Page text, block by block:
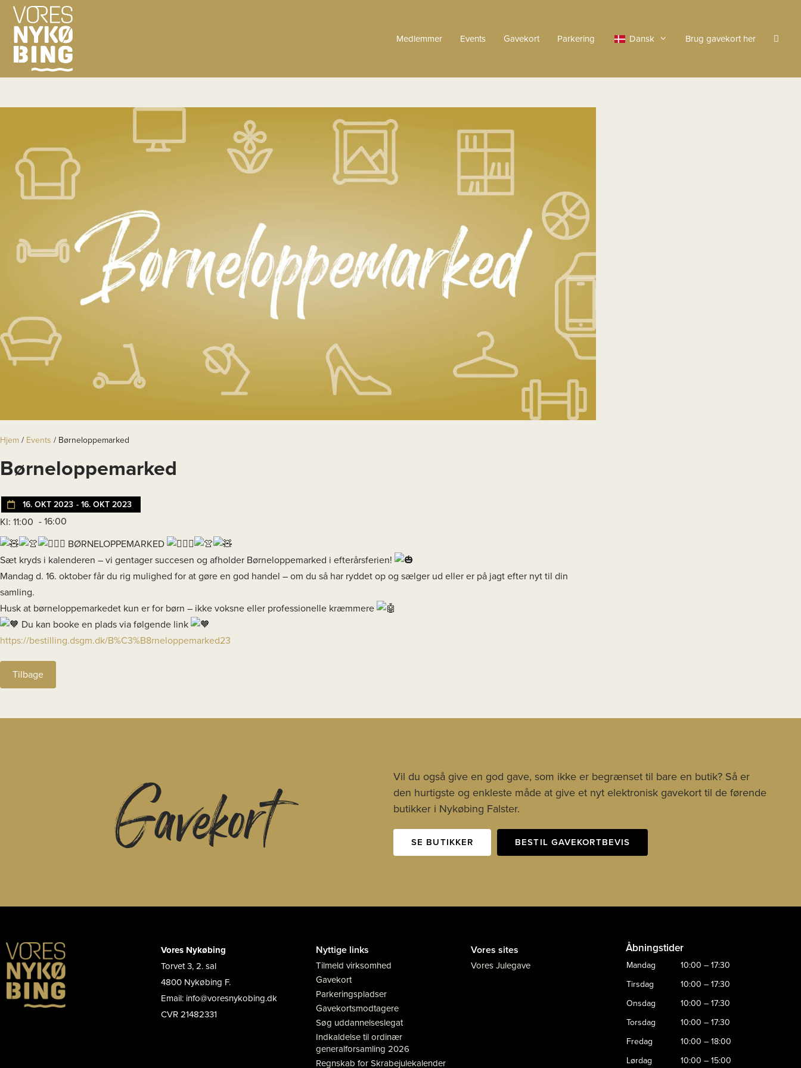
Medlemmer Events Gavekort Parkering Dansk Brug gavekort her
Hjem / Events / Børneloppemarked
Børneloppemarked
16. OKT 2023 - 16. OKT 2023
Kl: 11:00 - 16:00
BØRNELOPPEMARKED
Sæt kryds i kalenderen – vi gentager succesen og afholder Børneloppemarked i efterårsferien!
Mandag d. 16. oktober får du rig mulighed for at gøre en god handel – om du så har ryddet op og sælger ud eller er på jagt efter nyt til din
samling.
Husk at børneloppemarkedet kun er for børn – ikke voksne eller professionelle kræmmere
Du kan booke en plads via følgende link
https://bestilling.dsgm.dk/B%C3%B8rneloppemarked23
Tilbage
Gavekort
Vil du også give en god gave, som ikke er begrænset til bare en butik? Så er
den hurtigste og enkleste måde at give et nyt elektronisk gavekort til de førende
butikker i Nykøbing Falster.
SE BUTIKKER BESTIL GAVEKORTBEVIS
Vores Nykøbing
Torvet 3, 2. sal
4800 Nykøbing F.
Email: info@voresnykobing.dk
CVR 21482331
Nyttige links
Tilmeld virksomhed
Gavekort
Parkeringspladser
Gavekortsmodtagere
Søg uddannelseslegat
Indkaldelse til ordinær
generalforsamling 2026
Regnskab for Skrabejulekalender
Vores sites
Vores Julegave
Åbningstider
Mandag
10:00 – 17:30
Tirsdag
10:00 – 17:30
Onsdag
10:00 – 17:30
Torsdag
10:00 – 17:30
Fredag
10:00 – 18:00
Lørdag
10:00 – 15:00